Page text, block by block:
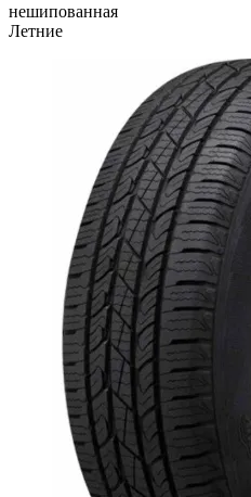
нешипованная
Летние